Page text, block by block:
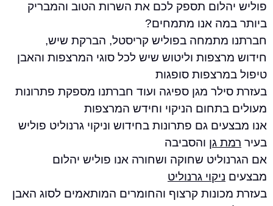
תספק לכם את השרות הטוב והמבריק
אנו מתמחים?
מתמחה בפוליש קריסטל, הברקת שיש,
וליטוש שיש לכל סוגי המרצפות והאבן
סופגות
מגן ספיגה ועוד חברתנו מספקת פתרונות
הניקוי וחידש המרצפות
גם פתרונות בחידוש וניקוי גרנוליט פוליש
גןוהסביבה
שחוקה ושחורה אנו פוליש יהלום
ניקוי גרנוליט
קרצוף והחומרים המותאמים לסוג האבן